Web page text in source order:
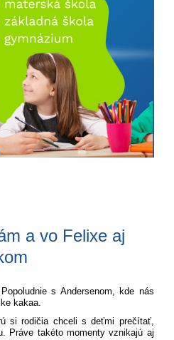
a vo Felixe aj
s Andersenom, kde nás
kakaa.
si rodičia chceli s deťmi prečítať,
Práve takéto momenty vznikajú aj